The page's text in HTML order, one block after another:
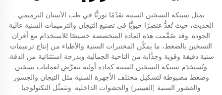
يمثل سبيكة التسخين السنية تقدّمًا ثوريًّا في طب الأسنان الترميمي
الحديث، حيث تُعدُّ عنصرًا حيويًّا في تصنيع التيجان والترميمات السنية عالية
الجودة. وقد صُمِّمت هذه المادة المتخصصة خصيصًا للاستخدام مع أفران
التسخين بالضغط، ما يمكِّن المختبرات السنية والأطباء من إنتاج ترميمات
سنية دقيقة وقوية وجذَّابة من الناحية الجمالية وبدرجة استثنائية من الدقة.
وتُستخدَم سبيكة التسخين السنية كمادة أولية تتعرَّض لعمليات تسخين
وضغط مضبوطة لتشكيل مختلف الأجهزة السنية مثل التيجان والجسور
والقشور السنية (الفيينير) والحشوات الداخلية. وتتمثَّل التكنولوجيا